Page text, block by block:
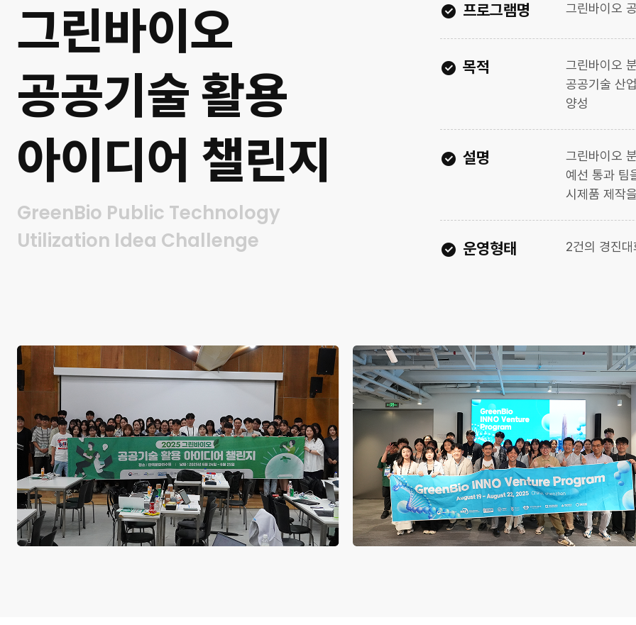
그린바이오
공공기술 활용
아이디어 챌린지
GreenBio Public Technology
Utilization Idea Challenge
프로그램명 그린바이오
목적
그린바이오
공공기술 산
양성
설명
그린바이오
예선 통과 팀
시제품 제작
운영형태 2건의 경진